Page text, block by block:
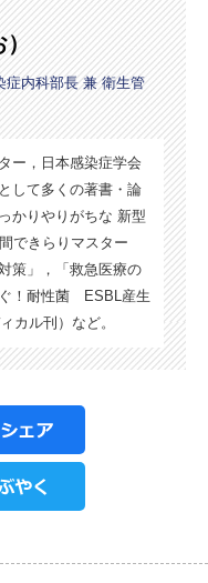
）
内科部長 兼 衛生管
ー，日本感染症学会
して多くの著書・論
かりやりがちな 新型
できらりマスター
策」，「救急医療の
！耐性菌 ESBL産生
カル刊）など。